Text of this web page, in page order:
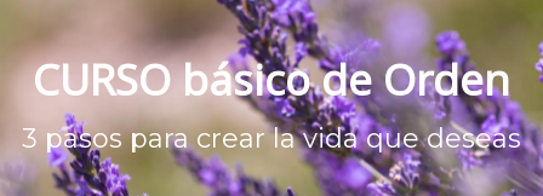
CURSO básico de Orden
3 pasos para crear la vida que deseas